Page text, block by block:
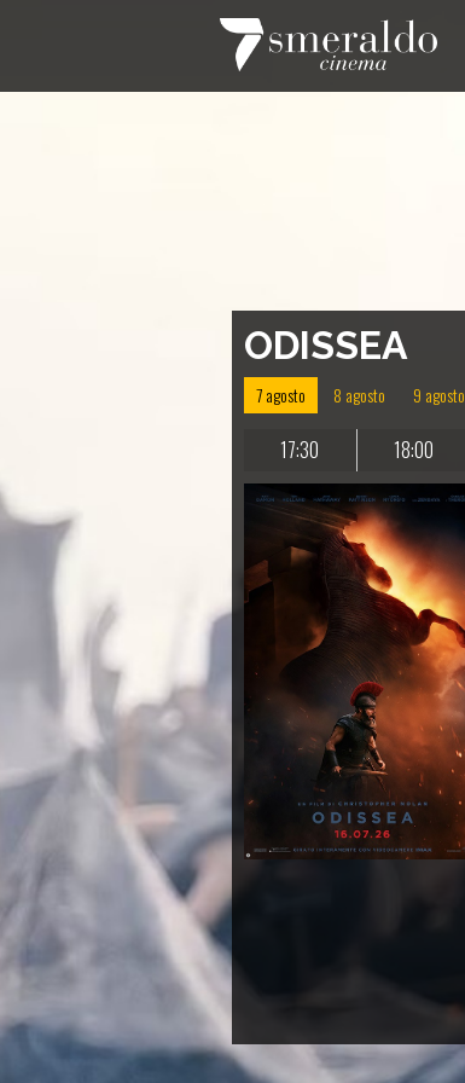
ODISSEA
7 agosto 8 agosto 9 agosto
17:30 18:00